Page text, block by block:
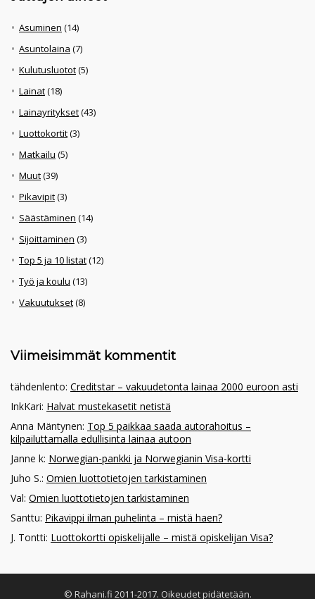
Asuminen (14)
Asuntolaina (7)
Kulutusluotot(5)
Lainat(18)
Lainayritykset(43)
Luottokortit(3)
Matkailu (5)
Muut(39)
Pikavipit(3)
Säästäminen (14)
Sijoittaminen (3)
Top 5 ja 10 listat(12)
Työ ja koulu (13)
Vakuutukset(8)
Viimeisimmät kommentit
tähdenlento: Creditstar – vakuudetonta lainaa 2000 euroon asti
InkKari: Halvat mustekasetit netistä
Anna Mäntynen: Top 5 paikkaa saada autorahoitus –
kilpailuttamalla edullisinta lainaa autoon
Janne k: Norwegian-pankki ja Norwegianin Visa-kortti
Juho S.: Omien luottotietojen tarkistaminen
Val: Omien luottotietojen tarkistaminen
Santtu: Pikavippi ilman puhelinta – mistä haen?
J. Tontti: Luottokortti opiskelijalle – mistä opiskelijan Visa?
© Rahani.fi 2011-2017. Oikeudet pidätetään.